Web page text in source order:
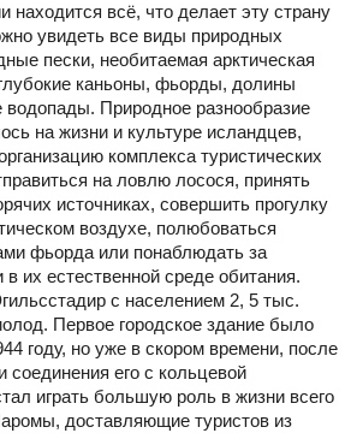
находится всё, что делает эту страну
увидеть все виды природных
пески, необитаемая арктическая
каньоны, фьорды, долины
водопады. Природное разнообразие
на жизни и культуре исландцев,
комплекса туристических
на ловлю лосося, принять
источниках, совершить прогулку
воздухе, полюбоваться
фьорда или понаблюдать за
их естественной среде обитания.
с населением 2, 5 тыс.
Первое городское здание было
году, но уже в скором времени, после
соединения его с кольцевой
играть большую роль в жизни всего
доставляющие туристов из